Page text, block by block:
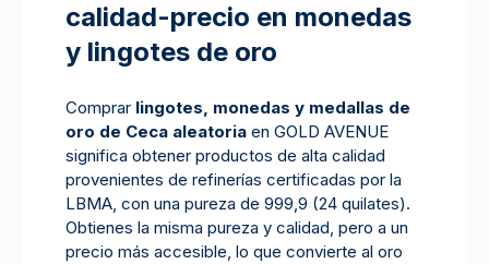
calidad-precio en monedas
y lingotes de oro
Comprar lingotes, monedas y medallas de
oro de Ceca aleatoria en GOLD AVENUE
significa obtener productos de alta calidad
provenientes de refinerías certificadas por la
LBMA, con una pureza de 999,9 (24 quilates).
Obtienes la misma pureza y calidad, pero a un
precio más accesible, lo que convierte al oro